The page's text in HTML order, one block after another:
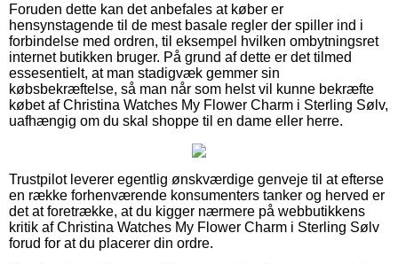
Foruden dette kan det anbefales at køber er
hensynstagende til de mest basale regler der spiller ind i
forbindelse med ordren, til eksempel hvilken ombytningsret
internet butikken bruger. På grund af dette er det tilmed
essesentielt, at man stadigvæk gemmer sin
købsbekræftelse, så man når som helst vil kunne bekræfte
købet af Christina Watches My Flower Charm i Sterling Sølv,
uafhængig om du skal shoppe til en dame eller herre.
Trustpilot leverer egentlig ønskværdige genveje til at efterse
en række forhenværende konsumenters tanker og herved er
det at foretrække, at du kigger nærmere på webbutikkens
kritik af Christina Watches My Flower Charm i Sterling Sølv
forud for at du placerer din ordre.